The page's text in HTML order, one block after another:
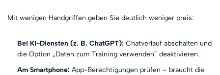
Mit wenigen Handgriffen geben Sie deutlich weniger preis:
Bei KI-Diensten (z. B. ChatGPT): Chatverlauf abschalten und
die Option „Daten zum Training verwenden” deaktivieren.
Am Smartphone: App-Berechtigungen prüfen – braucht die